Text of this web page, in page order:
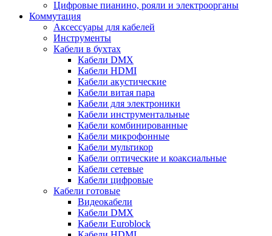
Цифровые пианино, рояли и электроорганы
Коммутация
Аксессуары для кабелей
Инструменты
Кабели в бухтах
Кабели DMX
Кабели HDMI
Кабели акустические
Кабели витая пара
Кабели для электроники
Кабели инструментальные
Кабели комбинированные
Кабели микрофонные
Кабели мультикор
Кабели оптические и коаксиальные
Кабели сетевые
Кабели цифровые
Кабели готовые
Видеокабели
Кабели DMX
Кабели Euroblock